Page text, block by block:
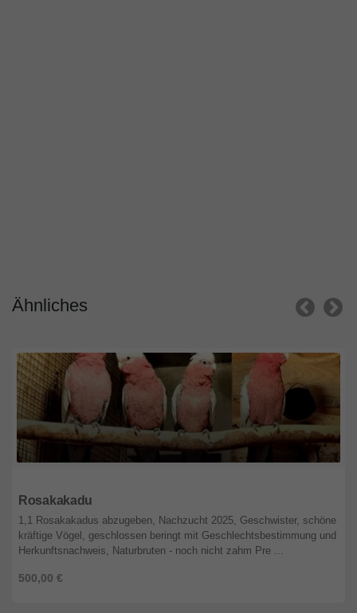
Ähnliches
Rosakakadu
500,00 €
1,1 Rosakakadus abzugeben, Nachzucht 2025, Geschwister, schöne
kräftige Vögel, geschlossen beringt mit Geschlechtsbestimmung und
Herkunftsnachweis, Naturbruten - noch nicht zahm Pre ...